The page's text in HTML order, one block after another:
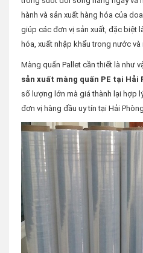
hành và sản xuất hàng hóa của
giúp các đơn vị sản xuất, đặc biệt
hóa, xuất nhập khẩu trong nước
Màng quấn Pallet cần thiết là như
sản xuất màng quấn PE tại Hải
số lượng lớn mà giá thành lại hợp
đơn vị hàng đầu uy tín tại Hải